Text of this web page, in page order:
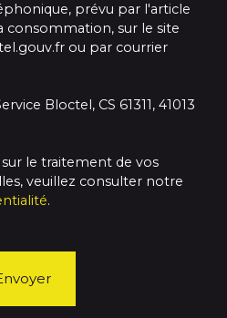
prévu par l'article
consommation, sur le site
ou par courrier
Bloctel, CS 61311, 41013
le traitement de vos
veuillez consulter notre
.